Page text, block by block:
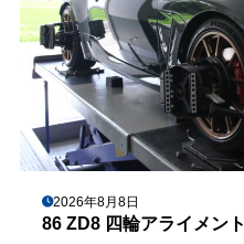
2026年8月8日
86 ZD8 四輪アライメント